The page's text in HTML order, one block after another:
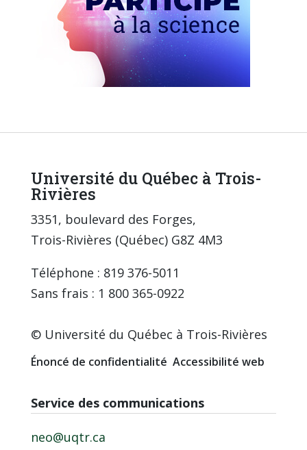
Université du Québec à Trois-
Rivières
3351, boulevard des Forges,
Trois-Rivières (Québec) G8Z 4M3
Téléphone : 819 376-5011
Sans frais : 1 800 365-0922
© Université du Québec à Trois-Rivières
Énoncé de confidentialité Accessibilité web
Service des communications
neo@uqtr.ca